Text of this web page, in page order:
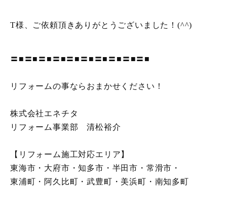
T様、ご依頼頂きありがとうございました！(^^)
〓■〓■〓■〓■〓■〓■〓■〓■〓■〓■
リフォームの事ならおまかせください！
株式会社エネチタ
リフォーム事業部 清松裕介
【リフォーム施工対応エリア】
東海市・大府市・知多市・半田市・常滑市・
東浦町・阿久比町・武豊町・美浜町・南知多町